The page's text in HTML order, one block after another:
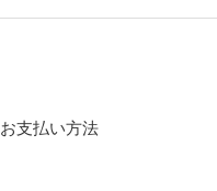
お支払い方法